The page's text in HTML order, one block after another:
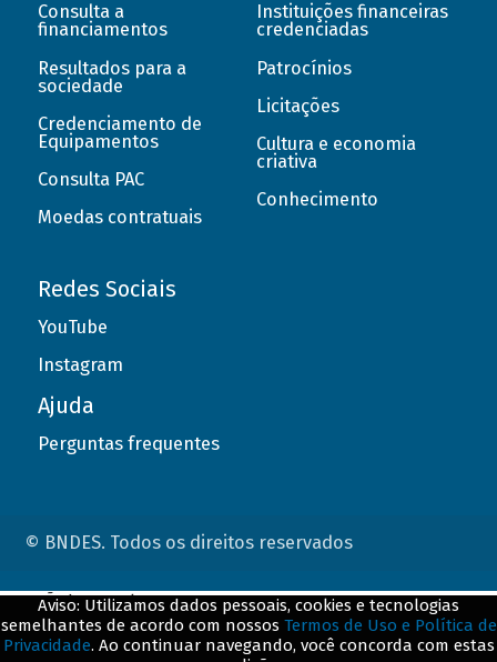
Consulta a
financiamentos
Resultados para a
sociedade
Credenciamento de
Equipamentos
Consulta PAC
Moedas contratuais
Instituições financeiras
credenciadas
Patrocínios
Licitações
Cultura e economia
criativa
Conhecimento
Redes Sociais
YouTube
Instagram
Ajuda
Perguntas frequentes
© BNDES. Todos os direitos reservados
Aviso: Utilizamos dados pessoais, cookies e tecnologias
semelhantes de acordo com nossos Termos de Uso e Política de
Privacidade. Ao continuar navegando, você concorda com estas
ConteÃºdo complementar
${title}${badge}